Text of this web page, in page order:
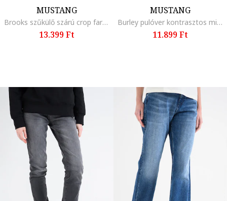
MUSTANG
Brooks szűkülő szárú crop farmernadrág középmagas derékrésszel, Világoskék
13.399 Ft
MUSTANG
Burley pulóver kontrasztos mintával, Fekete
11.899 Ft